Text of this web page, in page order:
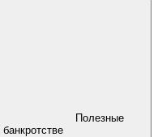
Полезные